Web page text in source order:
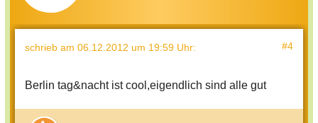
schrieb am 06.12.2012 um 19:59 Uhr: #4
Berlin tag&nacht ist cool,eigendlich sind alle gut